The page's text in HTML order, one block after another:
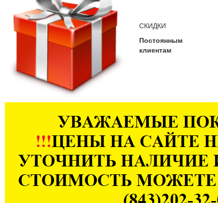
СКИДКИ
Постоянным
клиентам